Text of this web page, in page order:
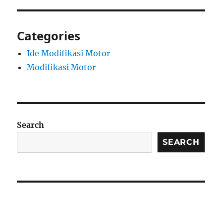
Categories
Ide Modifikasi Motor
Modifikasi Motor
Search
SEARCH